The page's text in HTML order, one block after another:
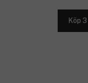
Köp